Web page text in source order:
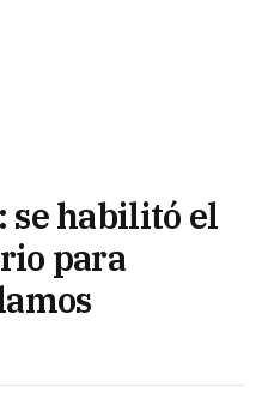
se habilitó el
para